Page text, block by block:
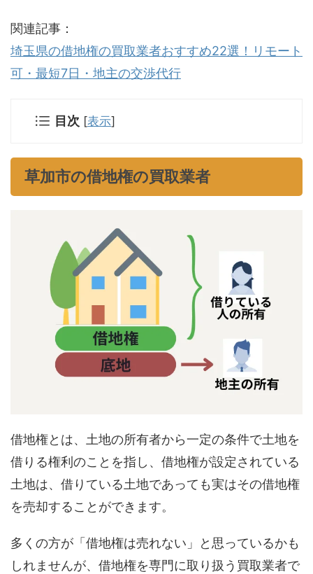
関連記事：
埼玉県の借地権の買取業者おすすめ22選！リモート
可・最短7日・地主の交渉代行
目次 [表示]
草加市の借地権の買取業者
借地権とは、土地の所有者から一定の条件で土地を
借りる権利のことを指し、借地権が設定されている
土地は、借りている土地であっても実はその借地権
を売却することができます。
多くの方が「借地権は売れない」と思っているかも
しれませんが、借地権を専門に取り扱う買取業者で